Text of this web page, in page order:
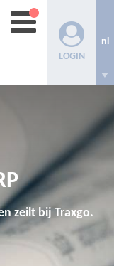
LOGIN
nl
zeilt bij Traxgo.